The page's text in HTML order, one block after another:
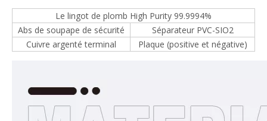
Le lingot de plomb High Purity 99.9994%
Abs de soupape de sécurité
Séparateur PVC-SIO2
Cuivre argenté terminal
Plaque (positive et négative)